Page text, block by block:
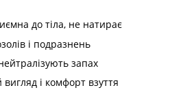
до тіла, не натирає
і подразнень
запах
і комфорт взуття